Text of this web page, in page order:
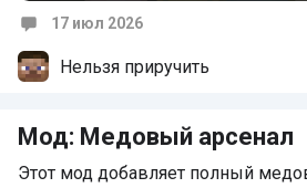
17 июл 2026
Нельзя приручить
Мод: Медовый арсенал
Этот мод добавляет полный